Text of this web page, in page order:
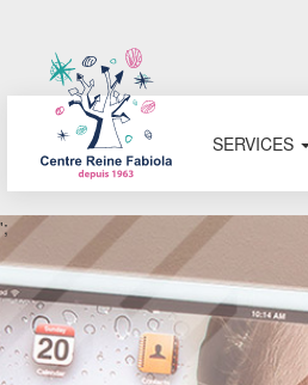
Aller au contenu principal
SERVICES